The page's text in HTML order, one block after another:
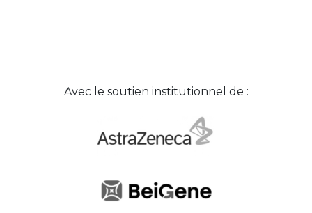
Avec le soutien institutionnel de :